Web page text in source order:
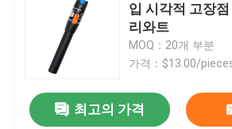
제품 소개
동영상
VR 쇼
입 시각적 고장
리와트
MOQ：20개 부분
가격：$13.00/
최고의 가격